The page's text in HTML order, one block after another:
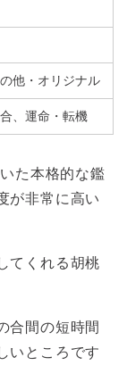
他・オリジナル
、運命・転機
た本格的な鑑
が非常に高い
てくれる胡桃
合間の短時間
いところです